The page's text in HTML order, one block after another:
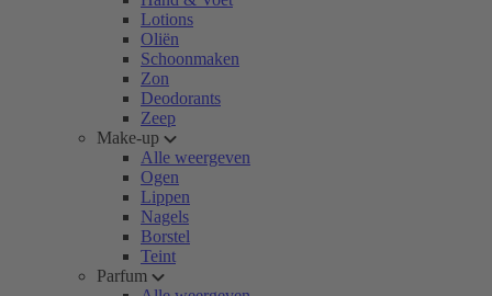
Lotions
Oliën
Schoonmaken
Zon
Deodorants
Zeep
Make-up
Alle weergeven
Ogen
Lippen
Nagels
Borstel
Teint
Parfum